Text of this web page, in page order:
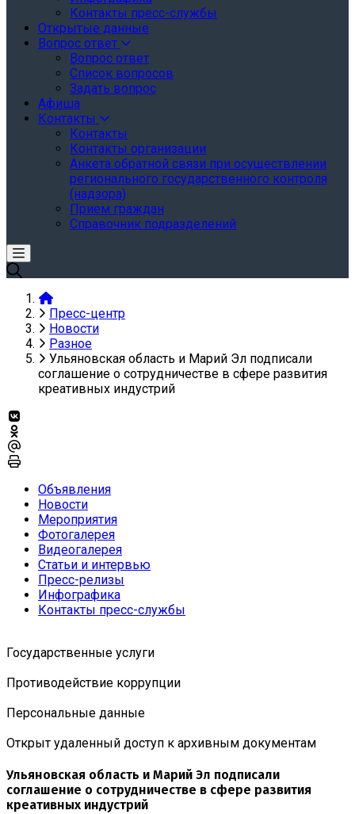
Контакты пресс-службы
Открытые данные
Вопрос ответ
Вопрос ответ
Список вопросов
Задать вопрос
Афиша
Контакты
Контакты
Контакты организации
Анкета обратной связи при осуществлении
регионального государственного контроля
(надзора)
Прием граждан
Справочник подразделений
Пресс-центр
Новости
Разное
Ульяновская область и Марий Эл подписали
соглашение о сотрудничестве в сфере развития
креативных индустрий
Объявления
Новости
Мероприятия
Фотогалерея
Видеогалерея
Статьи и интервью
Пресс-релизы
Инфографика
Контакты пресс-службы
Государственные услуги
Противодействие коррупции
Персональные данные
Открыт удаленный доступ к архивным документам
Ульяновская область и Марий Эл подписали
соглашение о сотрудничестве в сфере развития
креативных индустрий